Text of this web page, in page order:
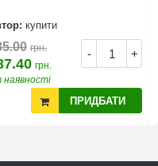
купити
- +
грн.
грн.
наявності
ПРИДБАТИ